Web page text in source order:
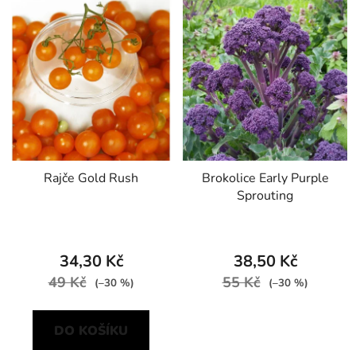
Rajče Gold Rush
34,30 Kč
49 Kč (–30 %)
DO KOŠÍKU
Brokolice Early Purple
Sprouting
38,50 Kč
55 Kč (–30 %)